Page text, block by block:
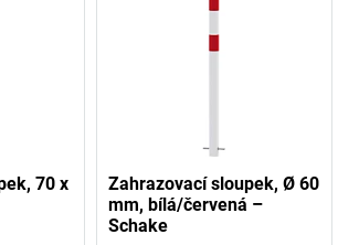
70 x
Zahrazovací sloupek, Ø 60
mm, bílá/červená –
Schake